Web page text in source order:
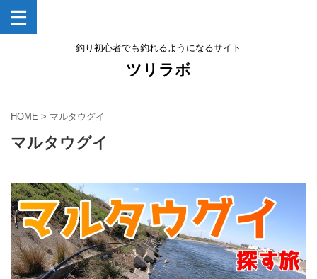
釣り初心者でも釣れるようになるサイト
ツリラボ
HOME > マルタウグイ
マルタウグイ